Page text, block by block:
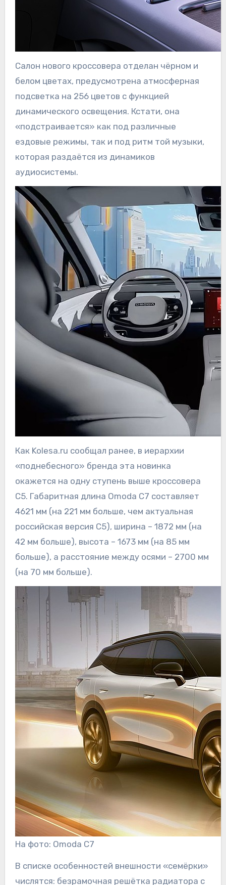
Салон нового кроссовера отделан чёрном и
белом цветах, предусмотрена атмосферная
подсветка на 256 цветов с функцией
динамического освещения. Кстати, она
«подстраивается» как под различные
ездовые режимы, так и под ритм той музыки,
которая раздаётся из динамиков
аудиосистемы.
Как Kolesa.ru сообщал ранее, в иерархии
«поднебесного» бренда эта новинка
окажется на одну ступень выше кроссовера
C5. Габаритная длина Omoda C7 составляет
4621 мм (на 221 мм больше, чем актуальная
российская версия C5), ширина – 1872 мм (на
42 мм больше), высота – 1673 мм (на 85 мм
больше), а расстояние между осями – 2700 мм
(на 70 мм больше).
На фото: Omoda C7
В списке особенностей внешности «семёрки»
числятся: безрамочная решётка радиатора с